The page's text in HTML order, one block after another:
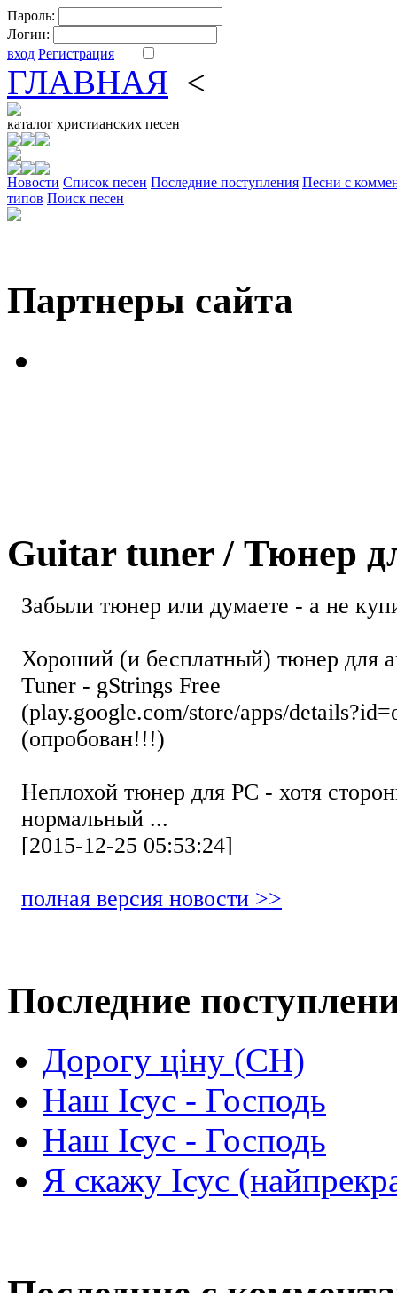
Пароль:
Логин:
вход Регистрация
ГЛАВНАЯ <
каталог христианских песен
Новости Cписок песен Последние поступления Песни с
типов Поиск песен
Партнеры сайта
Guitar tuner / Тюнер
Забыли тюнер или думаете - а не
Хороший (и бесплатный) тюнер для
Tuner - gStrings Free
(play.google.com/store/apps/
(опробован!!!)
Неплохой тюнер для РС - хотя
нормальный ...
[2015-12-25 05:53:24]
полная версия новости >>
Последние
Дорогу ціну (СН)
Наш Ісус - Господь
Наш Ісус - Господь
Я скажу Ісус